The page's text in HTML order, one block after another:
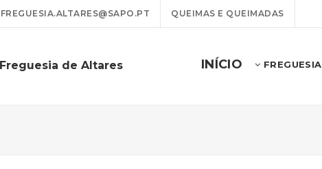
FREGUESIA.ALTARES@SAPO.PT QUEIMAS E QUEIMADAS
de Altares INÍCIO FREGUESIA